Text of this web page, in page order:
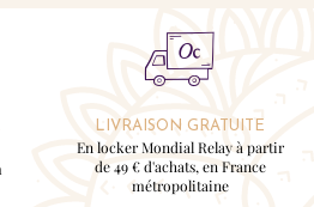
LIVRAISON GRATUITE
En locker Mondial Relay à partir
de 49 € d'achats, en France
métropolitaine